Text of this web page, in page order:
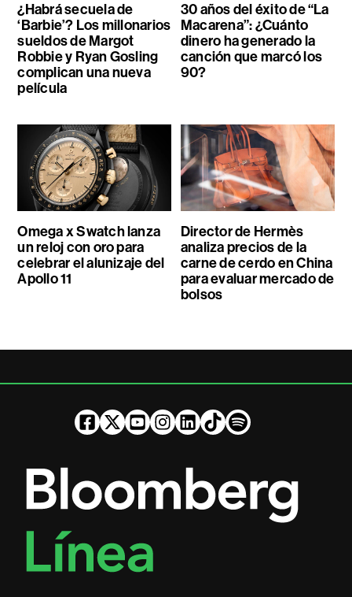
¿Habrá secuela de
‘Barbie’? Los millonarios
sueldos de Margot
Robbie y Ryan Gosling
complican una nueva
película
30 años del éxito de “La
Macarena”: ¿Cuánto
dinero ha generado la
canción que marcó los
90?
Omega x Swatch lanza
un reloj con oro para
celebrar el alunizaje del
Apollo 11
Director de Hermès
analiza precios de la
carne de cerdo en China
para evaluar mercado de
bolsos